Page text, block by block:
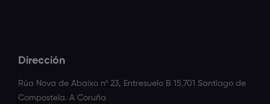
Dirección
Rúa Nova de Abaixo nº 23, Entresuelo B 15.701 Santiago de
Compostela. A Coruña